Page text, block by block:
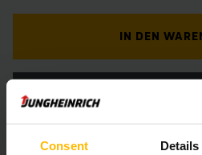
Consent Details
IN DEN
HABEN SIE FRAGEN ZU
Der Zwischenverkauf ist vorbehalten.